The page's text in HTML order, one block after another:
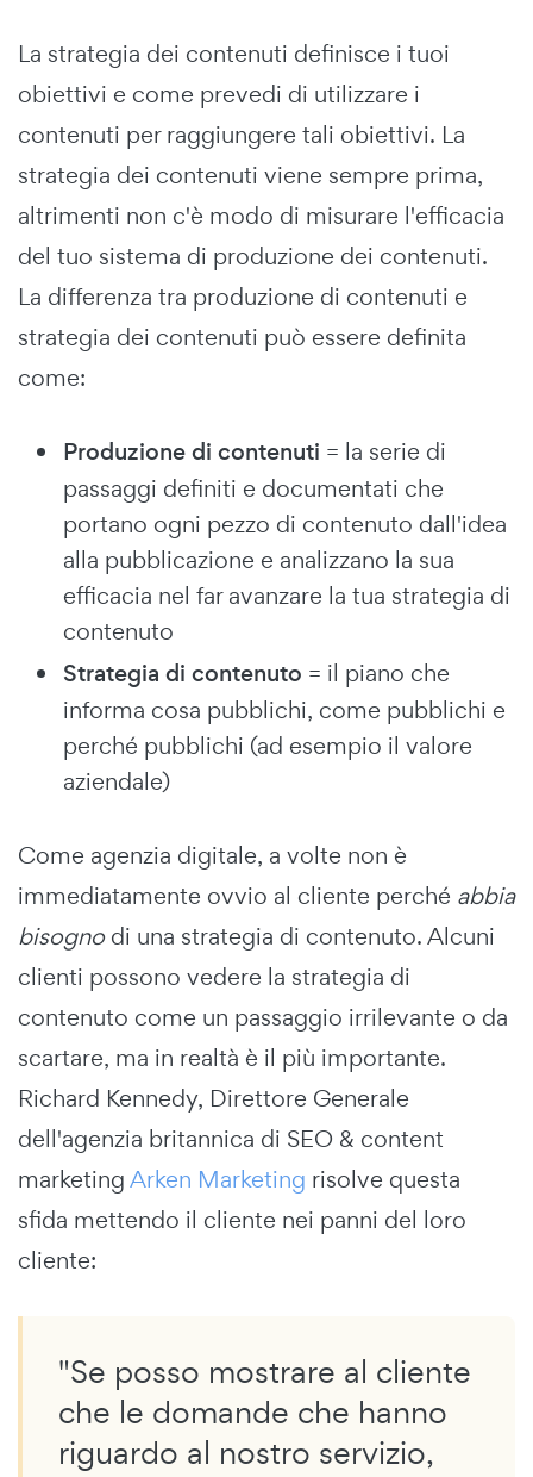
La strategia dei contenuti definisce i tuoi
obiettivi e come prevedi di utilizzare i
contenuti per raggiungere tali obiettivi. La
strategia dei contenuti viene sempre prima,
altrimenti non c'è modo di misurare l'efficacia
del tuo sistema di produzione dei contenuti.
La differenza tra produzione di contenuti e
strategia dei contenuti può essere definita
come:
Produzione di contenuti = la serie di
passaggi definiti e documentati che
portano ogni pezzo di contenuto dall'idea
alla pubblicazione e analizzano la sua
efficacia nel far avanzare la tua strategia di
contenuto
Strategia di contenuto = il piano che
informa cosa pubblichi, come pubblichi e
perché pubblichi (ad esempio il valore
aziendale)
Come agenzia digitale, a volte non è
immediatamente ovvio al cliente perché abbia
bisognodi una strategia di contenuto. Alcuni
clienti possono vedere la strategia di
contenuto come un passaggio irrilevante o da
scartare, ma in realtà è il più importante.
Richard Kennedy, Direttore Generale
dell'agenzia britannica di SEO & content
marketingArken Marketing risolve questa
sfida mettendo il cliente nei panni del loro
cliente:
"Se posso mostrare al cliente
che le domande che hanno
riguardo al nostro servizio,